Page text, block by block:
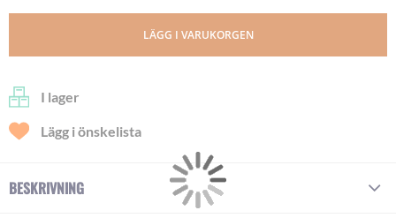
LÄGG I VARUKORGEN
I lager
Lägg i önskelista
BESKRIVNING